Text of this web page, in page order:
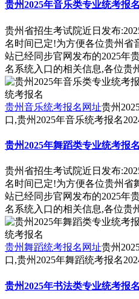
贵州2025年音乐类专业统考报
贵州省招生考试院近日发布
名时间已定!为方便各位贵州省
站已经同步官网发布的2025年
名系统入口的相关信息,各位贵
贵州音乐统考报名网址贵州
口,贵州2025年音乐统考报名
贵州2025年舞蹈类专业统考报
贵州省招生考试院近日发布
名时间已定!为方便各位贵州省
站已经同步官网发布的2025年
名系统入口的相关信息,各位贵
贵州舞蹈统考报名网址贵州
口,贵州2025年舞蹈统考报名
贵州2025年书法类专业统考报